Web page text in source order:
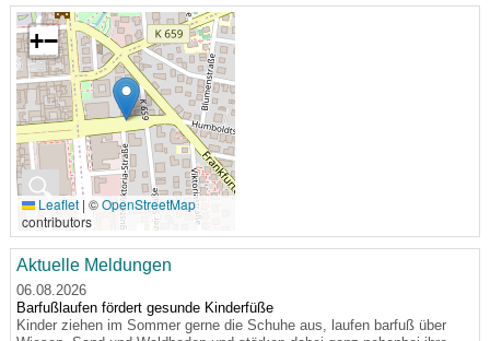
🔍
+−
Leaflet | ©OpenStreetMap
contributors
Aktuelle Meldungen
06.08.2026
Barfußlaufen fördert gesunde Kinderfüße
Kinder ziehen im Sommer gerne die Schuhe aus, laufen barfuß über